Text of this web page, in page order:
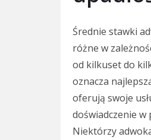
Średnie stawki
różne w
od kilkuset do
oznacza
oferują swoje
doświadczenie
Niektórzy